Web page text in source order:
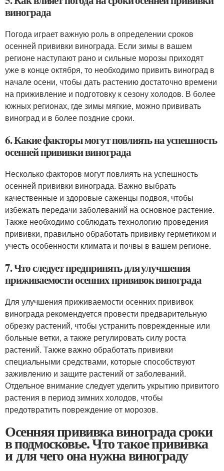
винограда
Погода играет важную роль в определении сроков
осенней прививки винограда. Если зимы в вашем
регионе наступают рано и сильные морозы приходят
уже в конце октября, то необходимо привить виноград в
начале осени, чтобы дать растению достаточно времени
на приживление и подготовку к сезону холодов. В более
южных регионах, где зимы мягкие, можно прививать
виноград и в более поздние сроки.
6. Какие факторы могут повлиять на успешность
осенней прививки винограда
Несколько факторов могут повлиять на успешность
осенней прививки винограда. Важно выбрать
качественные и здоровые саженцы подвоя, чтобы
избежать передачи заболеваний на основное растение.
Также необходимо соблюдать технологию проведения
прививки, правильно обработать прививку герметиком и
учесть особенности климата и почвы в вашем регионе.
7. Что следует предпринять для улучшения
приживаемости осенних прививок винограда
Для улучшения приживаемости осенних прививок
винограда рекомендуется провести предварительную
обрезку растений, чтобы устранить поврежденные или
больные ветки, а также регулировать силу роста
растений. Также важно обработать прививки
специальными средствами, которые способствуют
заживлению и защите растений от заболеваний.
Отдельное внимание следует уделить укрытию привитого
растения в период зимних холодов, чтобы
предотвратить повреждение от морозов.
Осенняя прививка винограда сроки
в подмосковье. Что такое прививка
и для чего она нужна винограду